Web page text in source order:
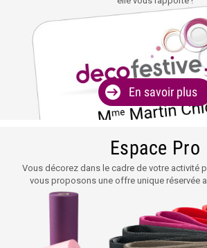
En savoir plus
Espace Pro
Vous décorez dans le cadre de votre activité
vous proposons une offre unique réservée